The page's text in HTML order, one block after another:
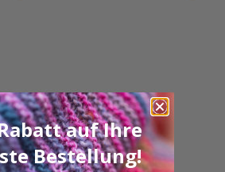
auf Ihre
Bestellung!